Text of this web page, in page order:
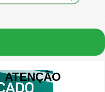
ATENÇÃO